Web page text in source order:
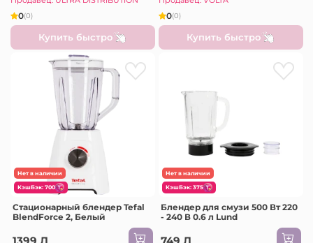
0(0)
Купить быстро
0(0)
Купить быстро
Нет в наличии
КэшБэк: 700
Стационарный блендер Tefal
BlendForce 2, Белый
Нет в наличии
КэшБэк: 375
Блендер для смузи 500 Вт 220
- 240 В 0.6 л Lund